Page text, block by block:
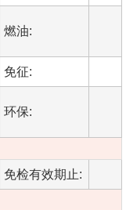
燃油:
免征:
环保:
免检有效期止: